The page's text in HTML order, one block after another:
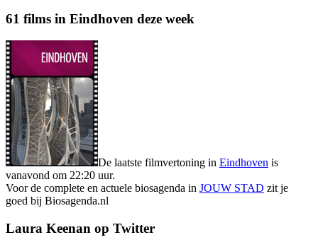
61 films in Eindhoven deze week
De laatste filmvertoning in Eindhoven is
vanavond om 22:20 uur.
Voor de complete en actuele biosagenda in JOUW STAD zit je
goed bij Biosagenda.nl
Laura Keenan op Twitter